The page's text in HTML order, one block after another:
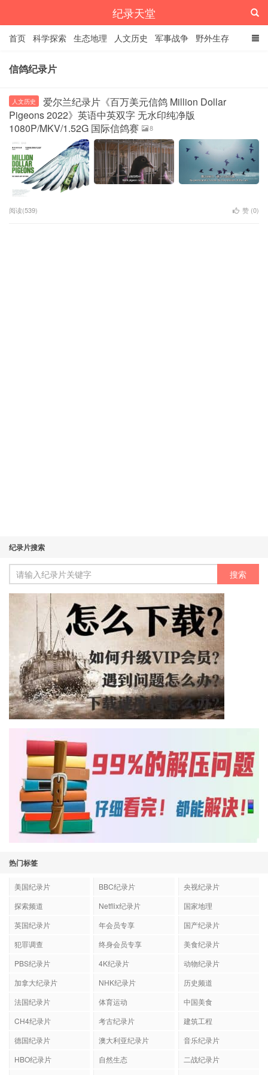
纪录天堂
首页 科学探索 生态地理 人文历史 军事战争 野外生存
经典纪录 4K纪录片
信鸽纪录片
人文历史
爱尔兰纪录片《百万美元信鸽 Million Dollar
Pigeons 2022》英语中英双字 无水印纯净版
1080P/MKV/1.52G 国际信鸽赛
8
阅读(539) 赞 (0)
纪录片搜索
热门标签
美国纪录片 BBC纪录片
央视纪录片
探索频道
Netflix纪录片
国家地理
英国纪录片
年会员专享
国产纪录片
犯罪调查
终身会员专享
美食纪录片
PBS纪录片
4K纪录片
动物纪录片
加拿大纪录片
NHK纪录片
历史频道
法国纪录片
体育运动
中国美食
CH4纪录片
考古纪录片
建筑工程
德国纪录片
澳大利亚纪录片
音乐纪录片
HBO纪录片
自然生态
二战纪录片